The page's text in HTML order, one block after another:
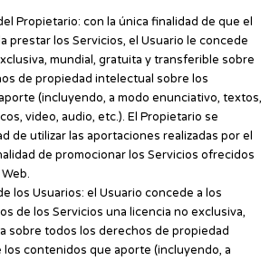
Propietario: con la única finalidad de que el
prestar los Servicios, el Usuario le concede
mundial, gratuita y transferible sobre
de propiedad intelectual sobre los
(incluyendo, a modo enunciativo, textos,
video, audio, etc.). El Propietario se
de utilizar las aportaciones realizadas por el
de promocionar los Servicios ofrecidos
los Usuarios: el Usuario concede a los
de los Servicios una licencia no exclusiva,
sobre todos los derechos de propiedad
contenidos que aporte (incluyendo, a